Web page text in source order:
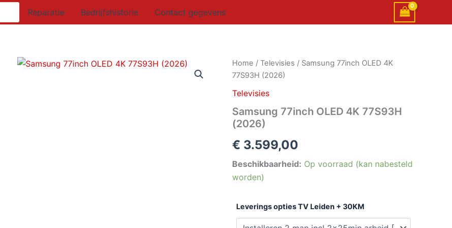
Reparatie Bedrijfshistorie Contact gegevens
Home / Televisies / Samsung 77inch OLED 4K
77S93H (2026)
Televisies
Samsung 77inch OLED 4K 77S93H
(2026)
€ 3.599,00
Beschikbaarheid: Op voorraad (kan nabesteld
worden)
Leverings opties TV Leiden + 30KM
Samsung
77inch
4K
(2026)
aantal